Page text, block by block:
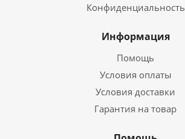
Конфиденциальность
Информация
Помощь
Условия оплаты
Условия доставки
Гарантия на товар